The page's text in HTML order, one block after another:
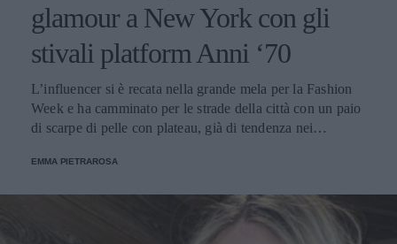
glamour a New York con gli
stivali platform Anni ‘70
L’influencer si è recata nella grande mela per la Fashion
Week e ha camminato per le strade della città con un paio
di scarpe di pelle con plateau, già di tendenza nei
EMMA PIETRAROSA